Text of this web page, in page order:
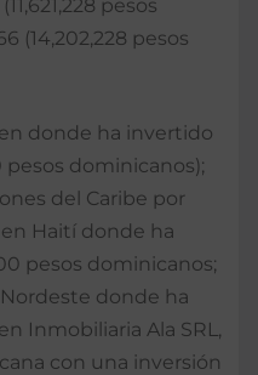
pesos
(14,202,228 pesos
donde ha invertido
pesos dominicanos);
del Caribe por
Haití donde ha
pesos dominicanos;
donde ha
Inmobiliaria Ala SRL,
con una inversión